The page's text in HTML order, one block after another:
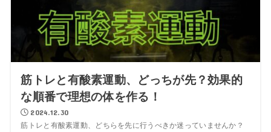
筋トレと有酸素運動、どっちが先？効果的
な順番で理想の体を作る！
2024.12.30
筋トレと有酸素運動、どちらを先に行うべきか迷っていませんか？